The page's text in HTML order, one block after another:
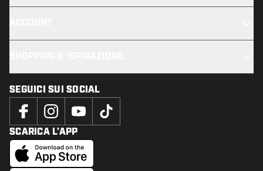
SEGUICI SUI SOCIAL
SCARICA L’APP